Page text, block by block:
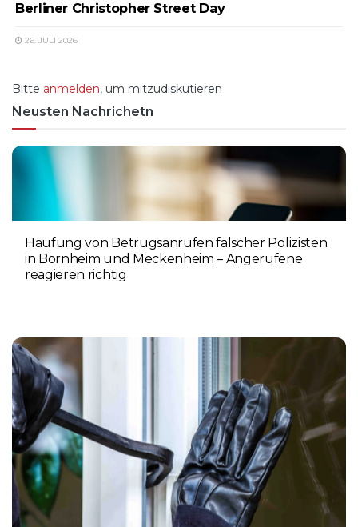
Berliner Christopher Street Day
26. JULI 2026
Bitte anmelden, um mitzudiskutieren
Neusten Nachrichetn
Häufung von Betrugsanrufen falscher Polizisten
in Bornheim und Meckenheim – Angerufene
reagieren richtig